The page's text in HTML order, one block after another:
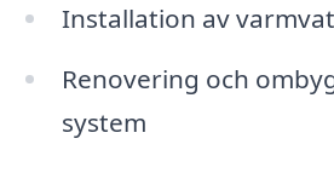
Installation av
Renovering och
system